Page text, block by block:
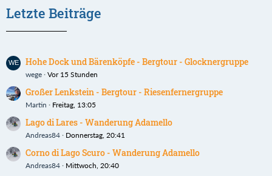
Letzte Beiträge
Hohe Dock und Bärenköpfe - Bergtour - Glocknergruppe
wege Vor 15 Stunden
Großer Lenkstein - Bergtour - Riesenfernergruppe
Martin Freitag, 13:05
Lago di Lares - Wanderung Adamello
Andreas84 Donnerstag, 20:41
Corno di Lago Scuro - Wanderung Adamello
Andreas84 Mittwoch, 20:40